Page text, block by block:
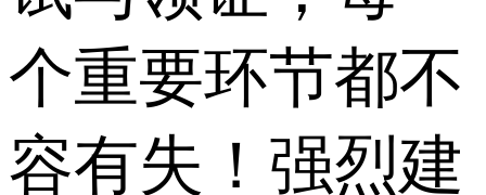
个重要环节都不
容有失！强烈建